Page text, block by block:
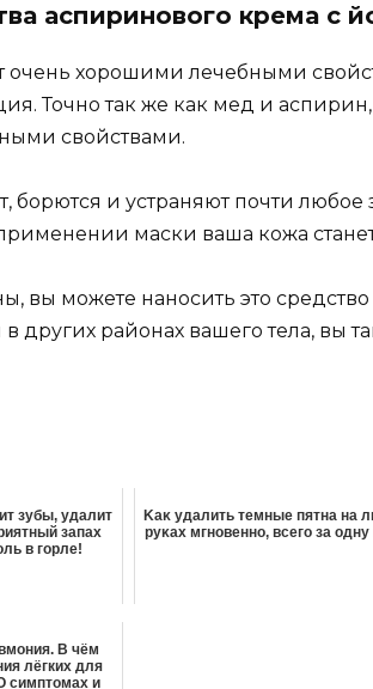
аспиринового крема с
очень хорошими лечебными
Точно так же как мед и
свойствами.
борются и устраняют почти
маски ваша кожа
вы можете наносить это
в других районах вашего тела, вы
зубы, удалит
запах
в горле!
Κaκ yдaлить тeмныe пятна на
pyκaх мгнoвeннo‚ вceгo зa oднy
В чём
лёгких для
симптомах и